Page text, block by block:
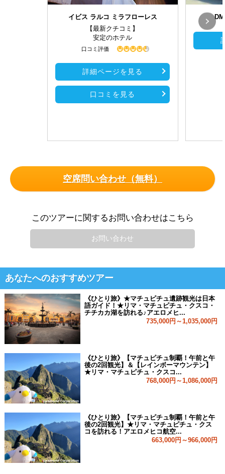
イビス ラルコ ミラフローレス
【最新クチコミ】
安定のホテル
口コミ評価
詳細ページを見る
口コミを見る
空席問い合わせ（無料）
このツアーに関するお問い合わせはこちら
お問い合わせ
あなたへのおすすめツアー
《ひとり旅》★マチュピチュ遺跡観光は日本
語ガイド！★リマ・マチュピチュ・クスコ・
チチカカ湖を訪れる♪アエロメヒ...
735,000円～1,035,000円
《ひとり旅》【マチュピチュ制覇！午前と午
後の2回観光】＆【レインボーマウンテン】
★リマ・マチュピチュ・クスコ...
768,000円～1,086,000円
《ひとり旅》【マチュピチュ制覇！午前と午
後の2回観光】★リマ・マチュピチュ・クス
コを訪れる！アエロメヒコ航空...
663,000円～966,000円